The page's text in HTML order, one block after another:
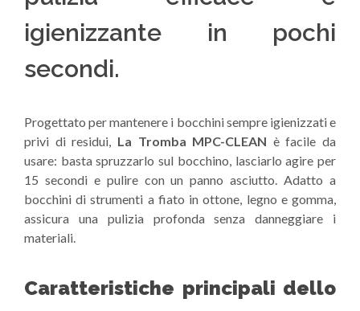
igienizzante in pochi
secondi.
Progettato per mantenere i bocchini sempre igienizzati e
privi di residui, La Tromba MPC-CLEAN è facile da
usare: basta spruzzarlo sul bocchino, lasciarlo agire per
15 secondi e pulire con un panno asciutto. Adatto a
bocchini di strumenti a fiato in ottone, legno e gomma,
assicura una pulizia profonda senza danneggiare i
materiali.
Caratteristiche principali dello